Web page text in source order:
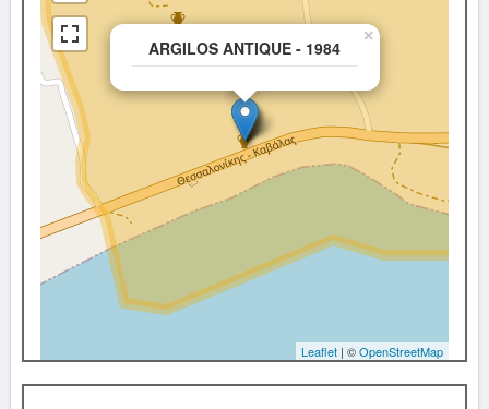
ARGILOS ANTIQUE - 1984
×
Leaflet | ©OpenStreetMap